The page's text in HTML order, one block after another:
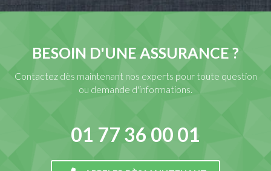
BESOIN D'UNE ASSURANCE ?
Contactez dès maintenant nos experts pour toute question
ou demande d'informations.
01 77 36 00 01